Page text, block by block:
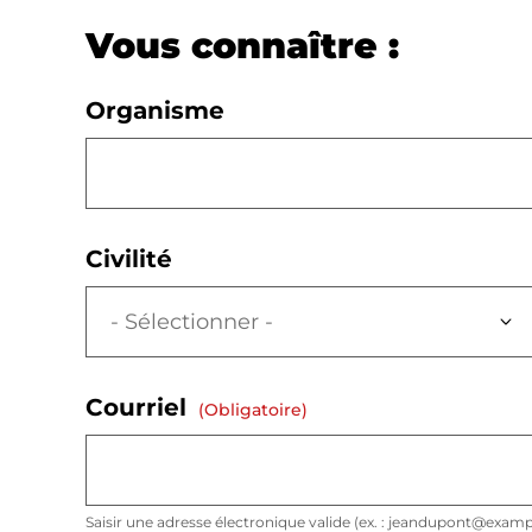
Vous connaître :
Organisme
Civilité
Courriel (obligatoire)
Saisir une adresse électronique valide (ex. :